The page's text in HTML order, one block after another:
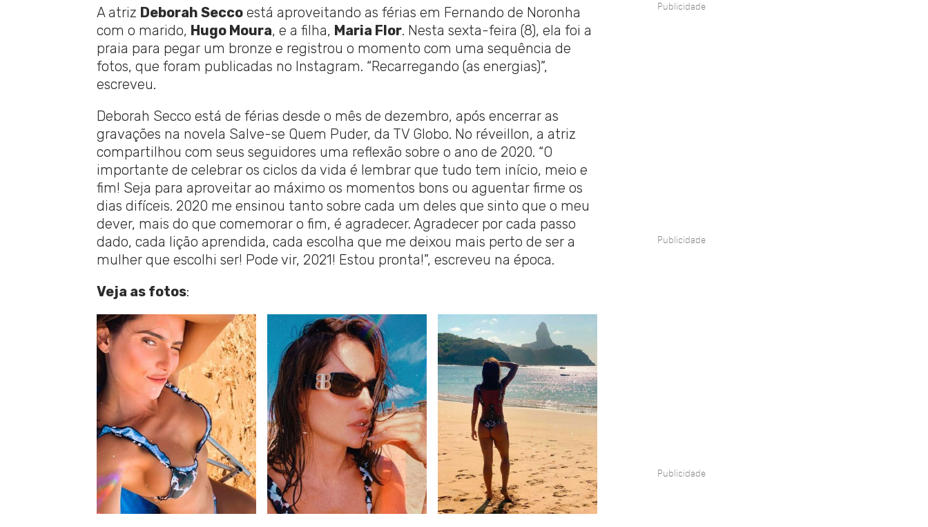
A atriz Deborah Seccoestá aproveitando as férias em Fernando de Noronha
com o marido, Hugo Moura, e a filha, Maria Flor. Nesta sexta-feira (8), ela foi a
praia para pegar um bronze e registrou o momento com uma sequência de
fotos, que foram publicadas no Instagram. “Recarregando (as energias)”,
escreveu.
Deborah Secco está de férias desde o mês de dezembro, após encerrar as
gravações na novela Salve-se Quem Puder, da TV Globo. No réveillon, a atriz
compartilhou com seus seguidores uma reflexão sobre o ano de 2020. “O
importante de celebrar os ciclos da vida é lembrar que tudo tem início, meio e
fim! Seja para aproveitar ao máximo os momentos bons ou aguentar firme os
dias difíceis. 2020 me ensinou tanto sobre cada um deles que sinto que o meu
dever, mais do que comemorar o fim, é agradecer. Agradecer por cada passo
dado, cada lição aprendida, cada escolha que me deixou mais perto de ser a
mulher que escolhi ser! Pode vir, 2021! Estou pronta!”, escreveu na época.
Veja as fotos:
Publicidade
Publicidade
Publicidade